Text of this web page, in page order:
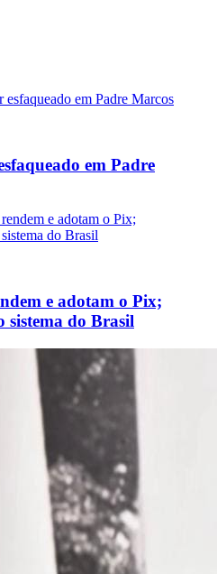
em Padre
e adotam o Pix;
sistema do Brasil